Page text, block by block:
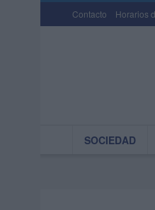
Contacto Horarios
SOCIEDAD